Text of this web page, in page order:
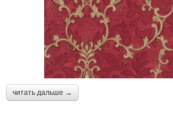
читать дальше →